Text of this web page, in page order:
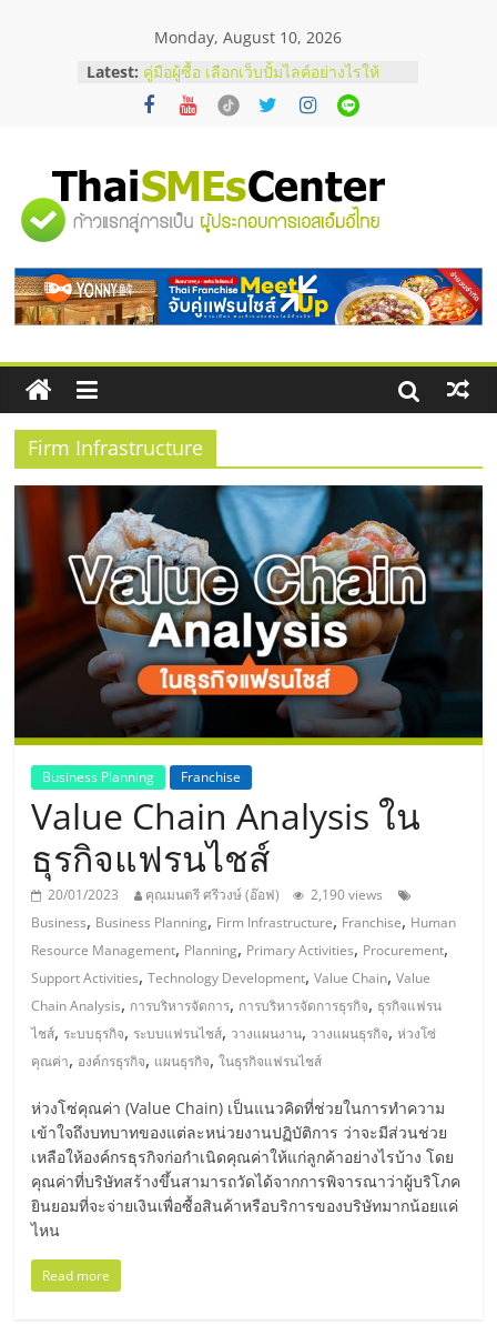
Monday, August 10, 2026
Latest: บริการน้ำมัน Shell
คู่มือผู้ซื้อ เลือกเว็บปั้มไลค์อย่างไรให้
เหมาะกับเป้าหมายของธุรกิจ
วิเคราะห์ข้อดีและข้อควรพิจารณา
FAQ รวมคำถามยอดฮิตเกี่ยวกับการ
ปั้มฟอลติ๊กตอกที่เจ้าของธุรกิจควรรู้
อยากหาเงินทุน เพิ่มสภาพคล่องให้ธุรกิจ
"ศูนย์
รวม
ข้อมูล
ธุรกิจ
SME
แห่ง
ประเทศไทย,
ThaiSMEsCenter,
รวม
ธุรกิจ
เอ
ส
เอ็
มอี
ไทย,
SMEs,
แฟ
รน
Firm Infrastructure
Business Planning Franchise
Value Chain Analysis ใน
ธุรกิจแฟรนไชส์
20/01/2023 คุณมนตรี ศรีวงษ์ (อ๊อฟ)
2,190 views
Business, Business Planning, Firm Infrastructure, Franchise, Human
Resource Management, Planning, Primary Activities, Procurement,
Support Activities,Technology Development,Value Chain,Value
Chain Analysis, การบริหารจัดการ, การบริหารจัดการธุรกิจ, ธุรกิจแฟรน
ไชส์, ระบบธุรกิจ, ระบบแฟรนไชส์, วางแผนงาน, วางแผนธุรกิจ,ห่วงโซ่
คุณค่า, องค์กรธุรกิจ, แผนธุรกิจ,ในธุรกิจแฟรนไชส์
ห่วงโซ่คุณค่า (Value Chain) เป็นแนวคิดที่ช่วยในการทำความ
เข้าใจถึงบทบาทของแต่ละหน่วยงานปฏิบัติการ ว่าจะมีส่วนช่วย
เหลือให้องค์กรธุรกิจก่อกำเนิดคุณค่าให้แก่ลูกค้าอย่างไรบ้าง โดย
คุณค่าที่บริษัทสร้างขึ้นสามารถวัดได้จากการพิจารณาว่าผู้บริโภค
ยินยอมที่จะจ่ายเงินเพื่อซื้อสินค้าหรือบริการของบริษัทมากน้อยแค่
ไหน
Read more